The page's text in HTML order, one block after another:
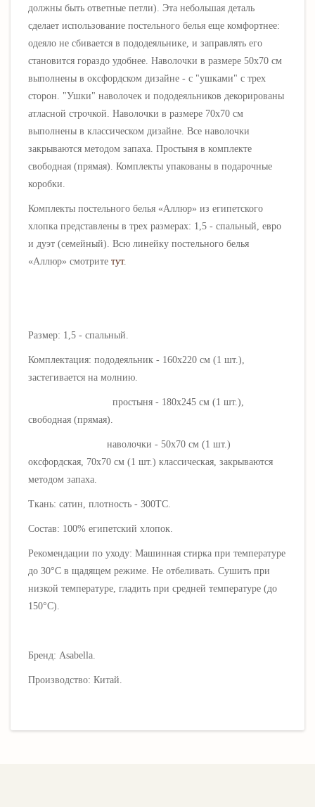
должны быть ответные петли). Эта небольшая деталь
сделает использование постельного белья еще комфортнее:
одеяло не сбивается в пододеяльнике, и заправлять его
становится гораздо удобнее. Наволочки в размере 50х70 см
выполнены в оксфордском дизайне - с "ушками" с трех
сторон. "Ушки" наволочек и пододеяльников декорированы
атласной строчкой. Наволочки в размере 70х70 см
выполнены в классическом дизайне. Все наволочки
закрываются методом запаха. Простыня в комплекте
свободная (прямая). Комплекты упакованы в подарочные
коробки.
Комплекты постельного белья «Аллюр» из египетского
хлопка представлены в трех размерах: 1,5 - спальный, евро
и дуэт (семейный). Всю линейку постельного белья
«Аллюр» смотрите тут.
Размер: 1,5 - спальный.
Комплектация: пододеяльник - 160х220 см (1 шт.),
застегивается на молнию.
простыня - 180х245 см (1 шт.),
свободная (прямая).
наволочки - 50х70 см (1 шт.)
оксфордская, 70х70 см (1 шт.) классическая, закрываются
методом запаха.
Ткань: сатин, плотность - 300ТС.
Состав: 100% египетский хлопок.
Рекомендации по уходу: Машинная стирка при температуре
до 30°C в щадящем режиме. Не отбеливать. Сушить при
низкой температуре, гладить при средней температуре (до
150°C).
Бренд: Asabella.
Производство: Китай.